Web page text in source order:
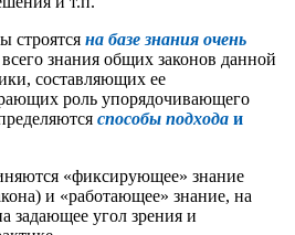
строятся на базе знания очень
знания общих законов данной
составляющих ее
роль упорядочивающего
способы подхода и
«фиксирующее» знание
и «работающее» знание, на
задающее угол зрения и